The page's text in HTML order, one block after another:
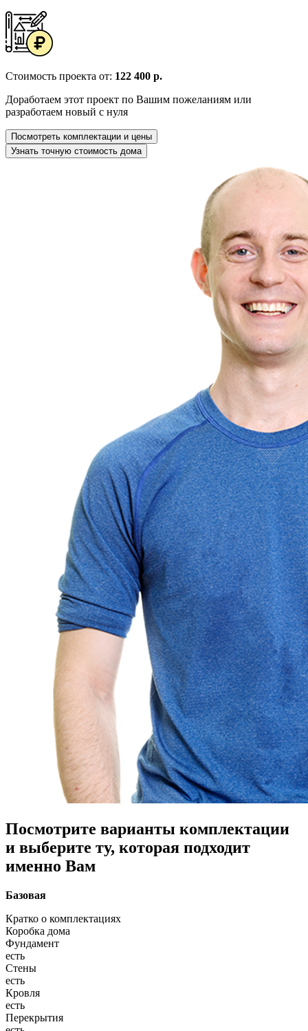
Стоимость проекта от: 122 400 р.
Доработаем этот проект по Вашим пожеланиям или
разработаем новый с нуля
Посмотреть комплектации и цены
Узнать точную стоимость дома
Посмотрите варианты комплектации
и выберите ту, которая подходит
именно Вам
Базовая
Кратко о комплектациях
Коробка дома
Фундамент
есть
Стены
есть
Кровля
есть
Перекрытия